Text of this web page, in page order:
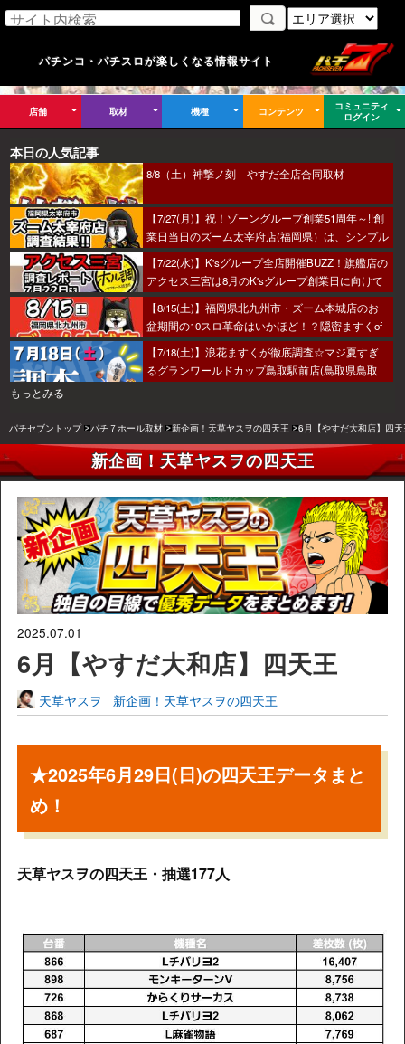
パチンコ・パチスロが楽しくなる情報サイト
店舗 取材 機種 コンテンツ
コミュニティ
ログイン
本日の人気記事
8/8（土）神撃ノ刻 やすだ全店合同取材
【7/27(月)】祝！ゾーングループ創業51周年～!!創
業日当日のズーム太宰府店(福岡県）は、シンプル
におすすめから攻めるのがベター！あとはヒキ！
【7/22(水)】K'sグループ全店開催BUZZ！旗艦店の
アクセス三宮は8月のK'sグループ創業日に向けて
着々とミッション進行中～！
【8/15(土)】福岡県北九州市・ズーム本城店のお
盆期間の10スロ革命はいかほど！？隠密ますくof
ちゅうが潜入調査へ！
【7/18(土)】浪花ますくが徹底調査☆マジ夏すぎ
るグランワールドカップ鳥取駅前店(鳥取県鳥取
もっとみる
パチセブントップ パチ７ホール取材 新企画！天草ヤスヲの四天王 6月【やすだ大和店】四
新企画！天草ヤスヲの四天王
2025.07.01
6月【やすだ大和店】四天王
天草ヤスヲ 新企画！天草ヤスヲの四天王
★2025年6月29日(日)の四天王データまと
め！
天草ヤスヲの四天王・抽選177人